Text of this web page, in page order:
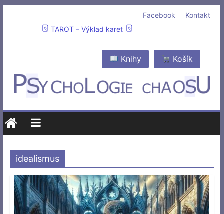
Kontakt
Facebook
TAROT – Výklad karet
Košík
Knihy
idealismus